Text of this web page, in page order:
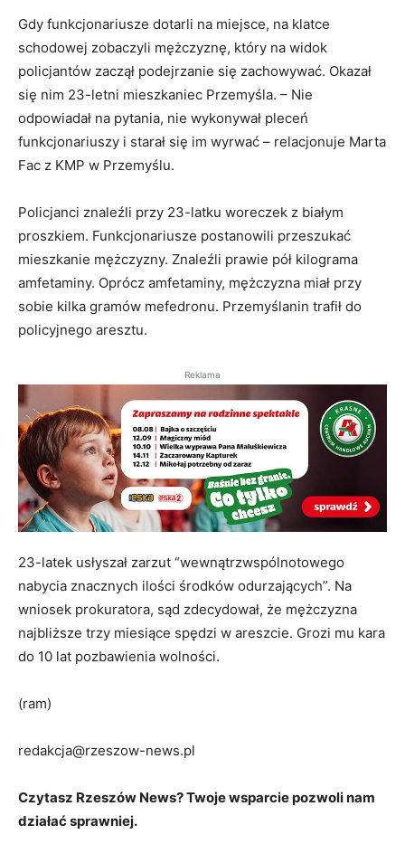
Gdy funkcjonariusze dotarli na miejsce, na klatce
schodowej zobaczyli mężczyznę, który na widok
policjantów zaczął podejrzanie się zachowywać. Okazał
się nim 23-letni mieszkaniec Przemyśla. – Nie
odpowiadał na pytania, nie wykonywał pleceń
funkcjonariuszy i starał się im wyrwać – relacjonuje Marta
Fac z KMP w Przemyślu.
Policjanci znaleźli przy 23-latku woreczek z białym
proszkiem. Funkcjonariusze postanowili przeszukać
mieszkanie mężczyzny. Znaleźli prawie pół kilograma
amfetaminy. Oprócz amfetaminy, mężczyzna miał przy
sobie kilka gramów mefedronu. Przemyślanin trafił do
policyjnego aresztu.
Reklama
23-latek usłyszał zarzut “wewnątrzwspólnotowego
nabycia znacznych ilości środków odurzających”. Na
wniosek prokuratora, sąd zdecydował, że mężczyzna
najbliższe trzy miesiące spędzi w areszcie. Grozi mu kara
do 10 lat pozbawienia wolności.
(ram)
redakcja@rzeszow-news.pl
Czytasz Rzeszów News? Twoje wsparcie pozwoli nam
działać sprawniej.